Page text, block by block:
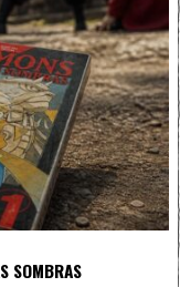
SOMBRAS